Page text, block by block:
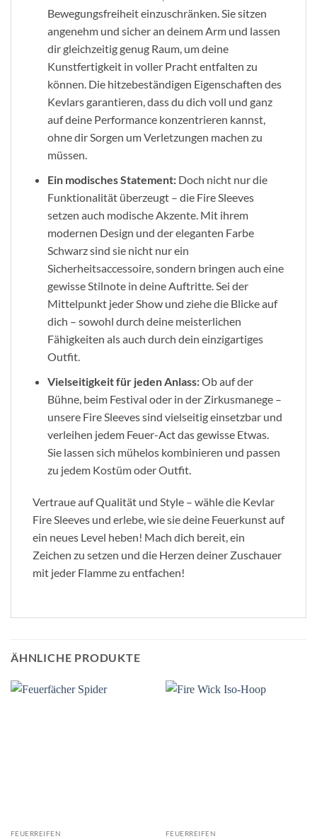
Bewegungsfreiheit einzuschränken. Sie sitzen
angenehm und sicher an deinem Arm und lassen
dir gleichzeitig genug Raum, um deine
Kunstfertigkeit in voller Pracht entfalten zu
können. Die hitzebeständigen Eigenschaften des
Kevlars garantieren, dass du dich voll und ganz
auf deine Performance konzentrieren kannst,
ohne dir Sorgen um Verletzungen machen zu
müssen.
Ein modisches Statement:Doch nicht nur die
Funktionalität überzeugt – die Fire Sleeves
setzen auch modische Akzente. Mit ihrem
modernen Design und der eleganten Farbe
Schwarz sind sie nicht nur ein
Sicherheitsaccessoire, sondern bringen auch eine
gewisse Stilnote in deine Auftritte. Sei der
Mittelpunkt jeder Show und ziehe die Blicke auf
dich – sowohl durch deine meisterlichen
Fähigkeiten als auch durch dein einzigartiges
Outfit.
Vielseitigkeit für jeden Anlass:Ob auf der
Bühne, beim Festival oder in der Zirkusmanege –
unsere Fire Sleeves sind vielseitig einsetzbar und
verleihen jedem Feuer-Act das gewisse Etwas.
Sie lassen sich mühelos kombinieren und passen
zu jedem Kostüm oder Outfit.
Vertraue auf Qualität und Style – wähle die Kevlar
Fire Sleeves und erlebe, wie sie deine Feuerkunst auf
ein neues Level heben! Mach dich bereit, ein
Zeichen zu setzen und die Herzen deiner Zuschauer
mit jeder Flamme zu entfachen!
ÄHNLICHE PRODUKTE
FEUERREIFEN FEUERREIFEN